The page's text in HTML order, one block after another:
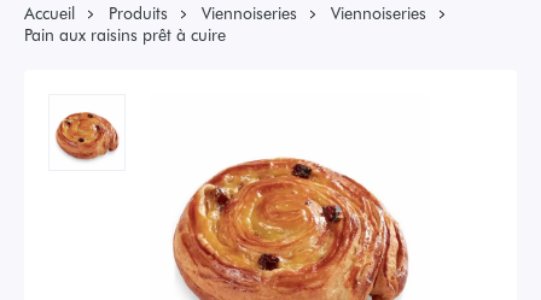
Accueil Produits Viennoiseries
Viennoiseries
Pain aux raisins prêt à cuire